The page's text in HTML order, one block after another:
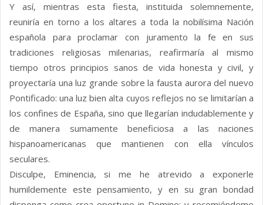
Y así, mientras esta fiesta, instituida solemnemente,
reuniría en torno a los altares a toda la nobilísima Nación
española para proclamar con juramento la fe en sus
tradiciones religiosas milenarias, reafirmaría al mismo
tiempo otros principios sanos de vida honesta y civil, y
proyectaría una luz grande sobre la fausta aurora del nuevo
Pontificado: una luz bien alta cuyos reflejos no se limitarían a
los confines de España, sino que llegarían indudablemente y
de manera sumamente beneficiosa a las naciones
hispanoamericanas que mantienen con ella vínculos
seculares.
Disculpe, Eminencia, si me he atrevido a exponerle
humildemente este pensamiento, y en su gran bondad